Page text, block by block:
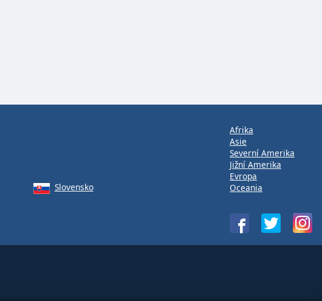
Slovensko
Afrika
Asie
Severní Amerika
Jižní Amerika
Evropa
Oceania